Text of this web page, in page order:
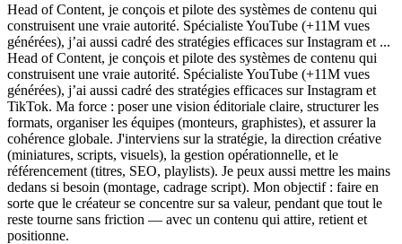
Head of Content, je conçois et pilote des systèmes de contenu qui
construisent une vraie autorité. Spécialiste YouTube (+11M vues
générées), j’ai aussi cadré des stratégies efficaces sur Instagram et ...
Head of Content, je conçois et pilote des systèmes de contenu qui
construisent une vraie autorité. Spécialiste YouTube (+11M vues
générées), j’ai aussi cadré des stratégies efficaces sur Instagram et
TikTok. Ma force : poser une vision éditoriale claire, structurer les
formats, organiser les équipes (monteurs, graphistes), et assurer la
cohérence globale. J'interviens sur la stratégie, la direction créative
(miniatures, scripts, visuels), la gestion opérationnelle, et le
référencement (titres, SEO, playlists). Je peux aussi mettre les mains
dedans si besoin (montage, cadrage script). Mon objectif : faire en
sorte que le créateur se concentre sur sa valeur, pendant que tout le
reste tourne sans friction — avec un contenu qui attire, retient et
positionne.